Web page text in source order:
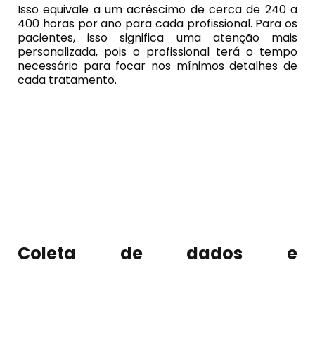
Isso equivale a um acréscimo de cerca de 240 a
400 horas por ano para cada profissional. Para os
pacientes, isso significa uma atenção mais
personalizada, pois o profissional terá o tempo
necessário para focar nos mínimos detalhes de
cada tratamento.
Coleta de dados e